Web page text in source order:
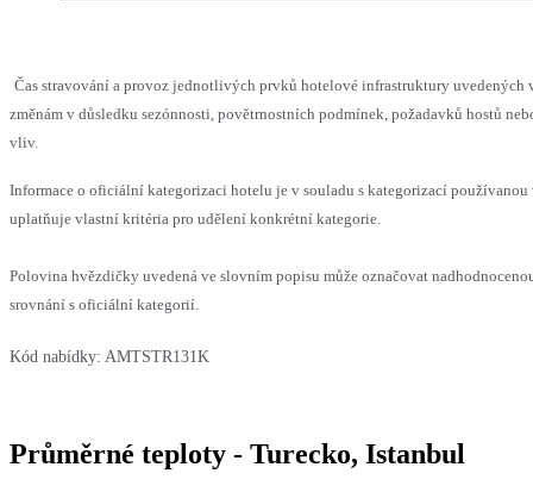
Čas stravování a provoz jednotlivých prvků hotelové infrastruktury uvedených
změnám v důsledku sezónnosti, povětrnostních podmínek, požadavků hostů
vliv.
Informace o oficiální kategorizaci hotelu je v souladu s kategorizací používanou
uplatňuje vlastní kritéria pro udělení konkrétní kategorie.
Polovina hvězdičky uvedená ve slovním popisu může označovat
srovnání s oficiální kategorií.
Kód nabídky: AMTSTR131K
Průměrné teploty - Turecko, Istanbul